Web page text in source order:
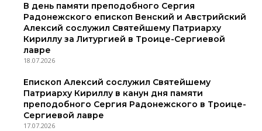
В день памяти преподобного Сергия
Радонежского епископ Венский и Австрийский
Алексий сослужил Святейшему Патриарху
Кириллу за Литургией в Троице-Сергиевой
лавре
18.07.2026
Епископ Алексий сослужил Святейшему
Патриарху Кириллу в канун дня памяти
преподобного Сергия Радонежского в Троице-
Сергиевой лавре
17.07.2026